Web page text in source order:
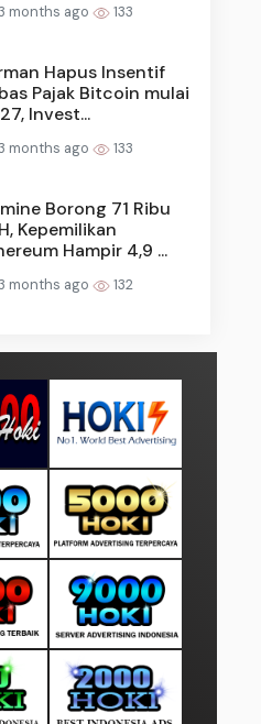
months ago 133
Hapus Insentif
Pajak Bitcoin mulai
Invest...
months ago 133
Borong 71 Ribu
Kepemilikan
Hampir 4,9 ...
months ago 132